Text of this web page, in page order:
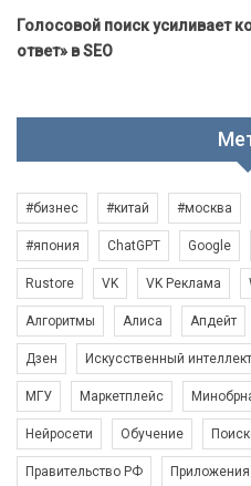
Голосовой поиск усиливает
ответ» в SEO
#бизнес #китай #москва
#япония ChatGPT Google
Rustore VK VK Реклама
Алгоритмы Алиса Апдейт
Дзен Искусственный интеллект
МГУ Маркетплейс
Нейросети Обучение
Правительство РФ Приложения